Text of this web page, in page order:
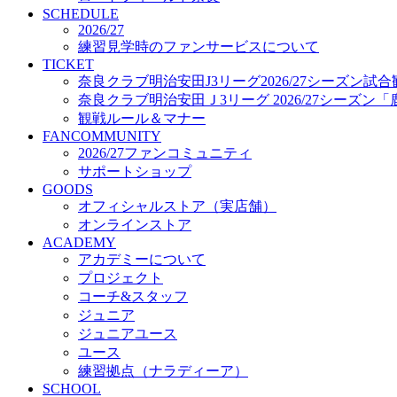
プロジェクト
コーチ&スタッフ
ジュニア
ジュニアユース
ユース
練習拠点（ナラディーア）
SCHOOL
CLUB
2026/27 パートナー企業
パートナー募集
クラブ理念
クラブ情報
サステナビリティ
Web制作支援
応援プロジェクト
SCHEDULE
2026/27
練習見学時のファンサービスについて
TICKET
奈良クラブ明治安田J3リーグ2026/27シーズン試合
奈良クラブ明治安田Ｊ3リーグ 2026/27シーズン「
観戦ルール＆マナー
FANCOMMUNITY
2026/27ファンコミュニティ
サポートショップ
GOODS
オフィシャルストア（実店舗）
オンラインストア
ACADEMY
アカデミーについて
プロジェクト
コーチ&スタッフ
ジュニア
ジュニアユース
ユース
練習拠点（ナラディーア）
SCHOOL